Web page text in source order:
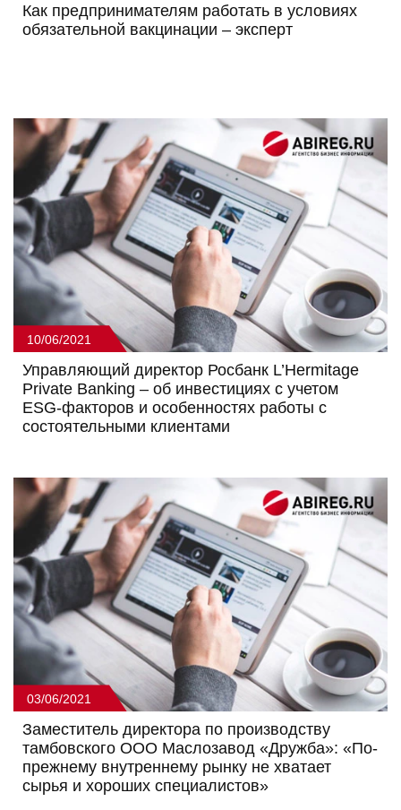
Как предпринимателям работать в условиях
обязательной вакцинации – эксперт
10/06/2021
Управляющий директор Росбанк L’Hermitage
Private Banking – об инвестициях с учетом
ESG-факторов и особенностях работы с
состоятельными клиентами
03/06/2021
Заместитель директора по производству
тамбовского ООО Маслозавод «Дружба»: «По-
прежнему внутреннему рынку не хватает
сырья и хороших специалистов»